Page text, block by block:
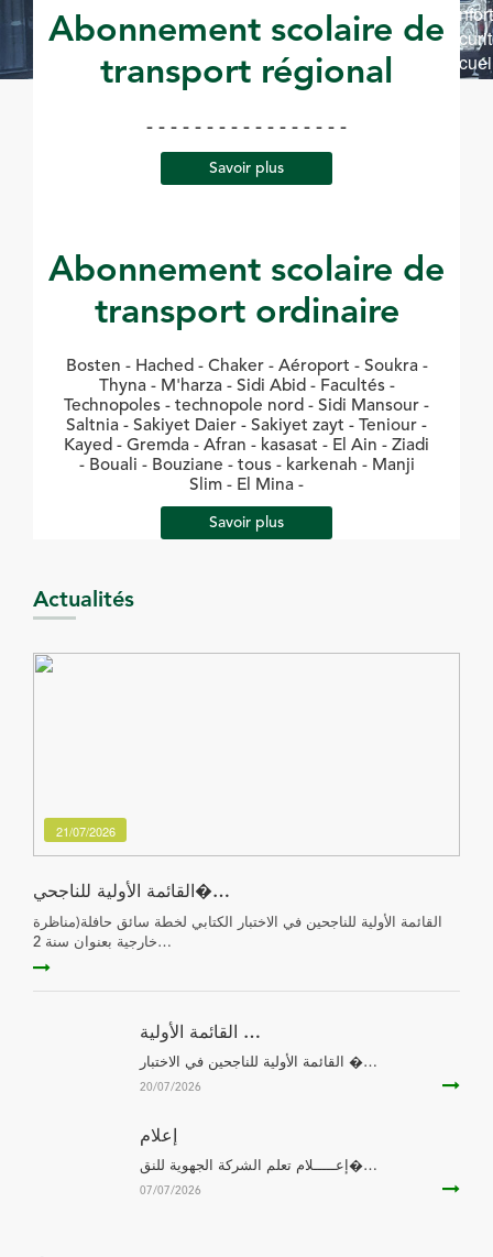
accuei
Abonnement scolaire de
transport régional
- - - - - - - - - - - - - - - - -
Savoir plus
Abonnement scolaire de
transport ordinaire
Bosten - Hached - Chaker - Aéroport - Soukra -
Thyna - M'harza - Sidi Abid - Facultés -
Technopoles - technopole nord - Sidi Mansour -
Saltnia - Sakiyet Daier - Sakiyet zayt - Teniour -
Kayed - Gremda - Afran - kasasat - El Ain - Ziadi
- Bouali - Bouziane - tous - karkenah - Manji
Slim - El Mina -
Savoir plus
Actualités
21/07/2026
القائمة الأولية للناجحي�…
القائمة الأولية للناجحين في الاختبار الكتابي لخطة سائق حافلة(مناظرة
خارجية بعنوان سنة 2…
القائمة الأولية …
القائمة الأولية للناجحين في الاختبار �…
20/07/2026
إعلام
إعـــــلام تعلم الشركة الجهوية للنق�…
07/07/2026